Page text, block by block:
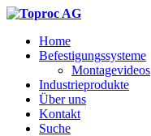
Home
Befestigungssysteme
Montagevideos
Industrieprodukte
Über uns
Kontakt
Suche